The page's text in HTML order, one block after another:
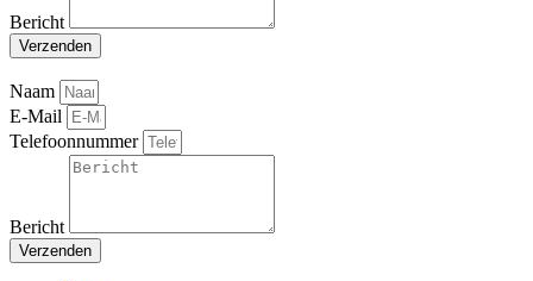
Bericht
Verzenden
Naam
E-Mail
Telefoonnummer
Bericht
Verzenden